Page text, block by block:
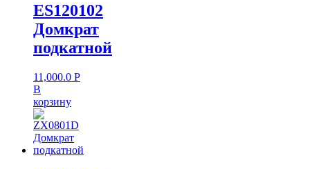
ES120102
Домкрат
подкатной
11,000.0 Р
В
корзину